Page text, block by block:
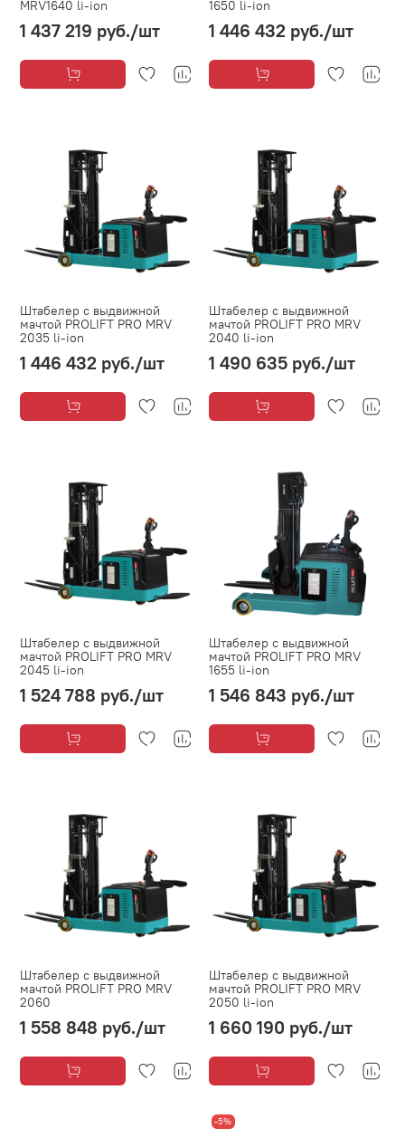
MRV1640 li-ion
1 437 219 руб./шт
1650 li-ion
1 446 432 руб./шт
Штабелер с выдвижной
мачтой PROLIFT PRO MRV
2035 li-ion
1 446 432 руб./шт
Штабелер с выдвижной
мачтой PROLIFT PRO MRV
2040 li-ion
1 490 635 руб./шт
Штабелер с выдвижной
мачтой PROLIFT PRO MRV
2045 li-ion
1 524 788 руб./шт
Штабелер с выдвижной
мачтой PROLIFT PRO MRV
1655 li-ion
1 546 843 руб./шт
Штабелер с выдвижной
мачтой PROLIFT PRO MRV
2060
1 558 848 руб./шт
Штабелер с выдвижной
мачтой PROLIFT PRO MRV
2050 li-ion
1 660 190 руб./шт
-5%